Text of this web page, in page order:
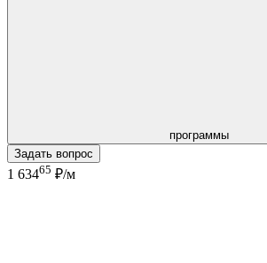
программы
Задать вопрос
1 63465 ₽/м